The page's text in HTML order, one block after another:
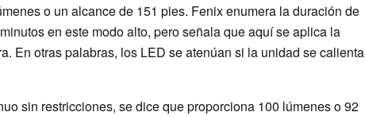
o un alcance de 151 pies. Fenix enumera la duración de
en este modo alto, pero señala que aquí se aplica la
En otras palabras, los LED se atenúan si la unidad se calienta
sin restricciones, se dice que proporciona 100 lúmenes o 92